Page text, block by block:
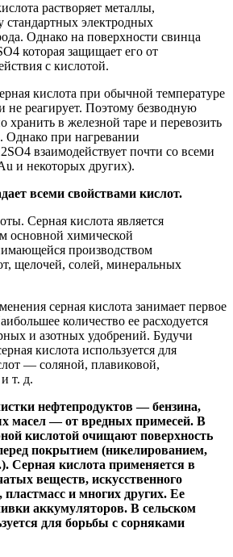
растворяет металлы,
стандартных электродных
Однако на поверхности свинца
которая защищает его от
с кислотой.
кислота при обычной температуре
не реагирует. Поэтому безводную
в железной таре и перевозить
Однако при нагревании
взаимодействует почти со всеми
и некоторых других).
всеми свойствами кислот.
Серная кислота является
основной химической
производством
щелочей, солей, минеральных
серная кислота занимает первое
количество ее расходуется
и азотных удобрений. Будучи
кислота используется для
— соляной, плавиковой,
т. д.
нефтепродуктов — бензина,
масел — от вредных примесей. В
кислотой очищают поверхность
покрытием (никелированием,
Серная кислота применяется в
веществ, искусственного
пластмасс и многих других. Ее
аккумуляторов. В сельском
для борьбы с сорняками